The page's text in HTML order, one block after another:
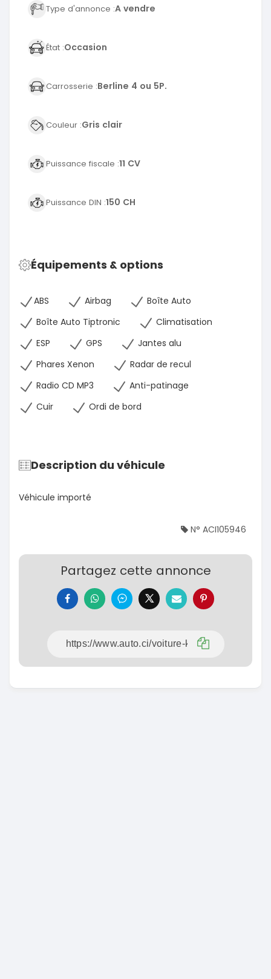
Type d'annonce :A vendre
État :Occasion
Carrosserie :Berline 4 ou 5P.
Couleur :Gris clair
Puissance fiscale :11 CV
Puissance DIN :150 CH
Équipements & options
ABS Airbag
Boîte Auto
Boîte Auto Tiptronic
Climatisation
ESP
GPS
Jantes alu
Phares Xenon
Radar de recul
Radio CD MP3
Anti-patinage
Cuir
Ordi de bord
Description du véhicule
Véhicule importé
N° ACI105946
Partagez cette annonce